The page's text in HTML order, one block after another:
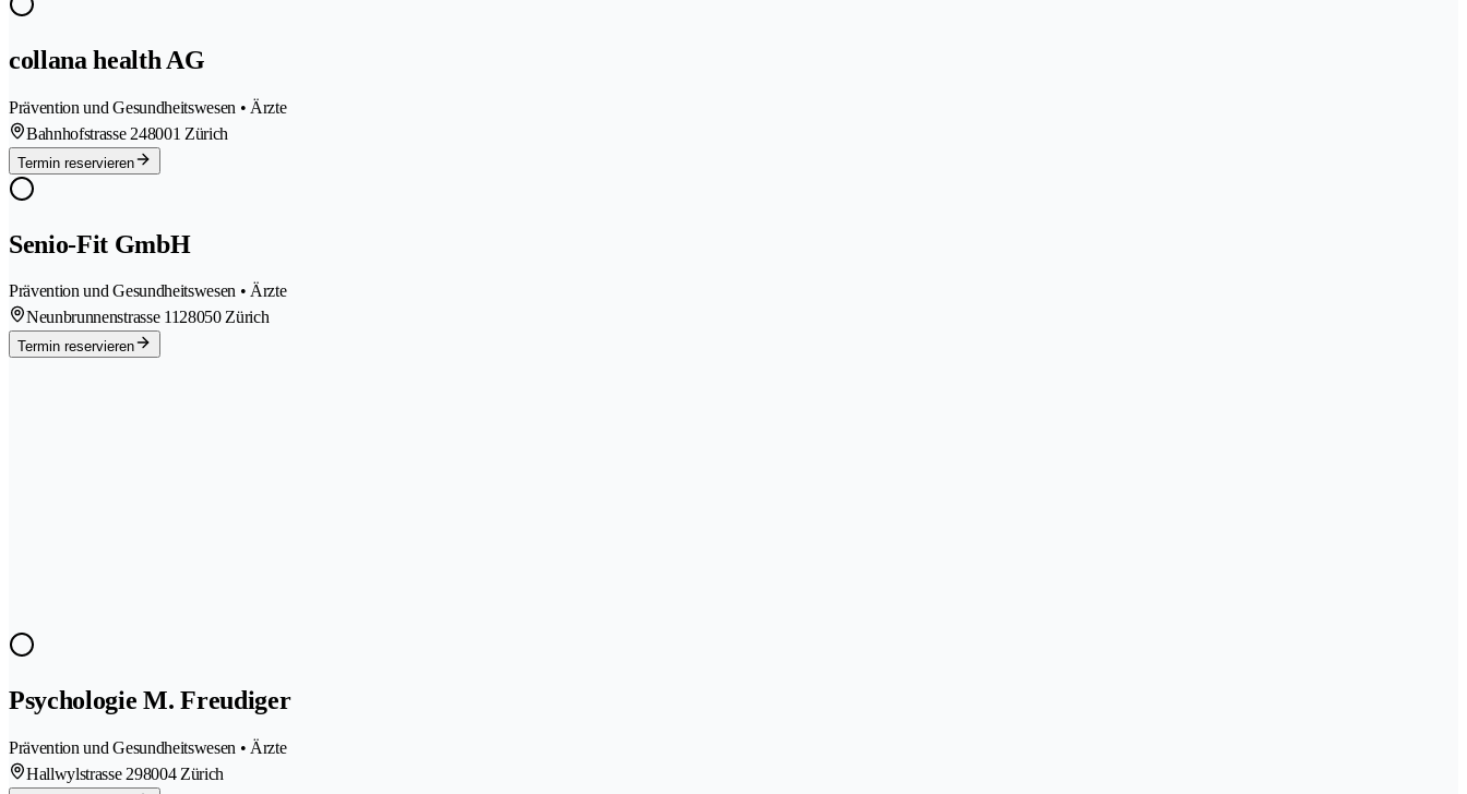
collana health AG
Prävention und Gesundheitswesen • Ärzte
Bahnhofstrasse 248001 Zürich
Termin reservieren
Senio-Fit GmbH
Prävention und Gesundheitswesen • Ärzte
Neunbrunnenstrasse 1128050 Zürich
Termin reservieren
Psychologie M. Freudiger
Prävention und Gesundheitswesen • Ärzte
Hallwylstrasse 298004 Zürich